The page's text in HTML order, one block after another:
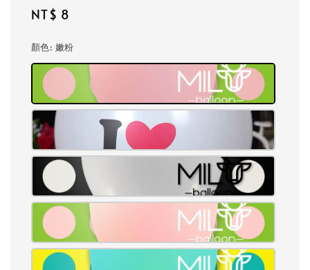
Regular
NT$ 8
顏色: 嫩粉